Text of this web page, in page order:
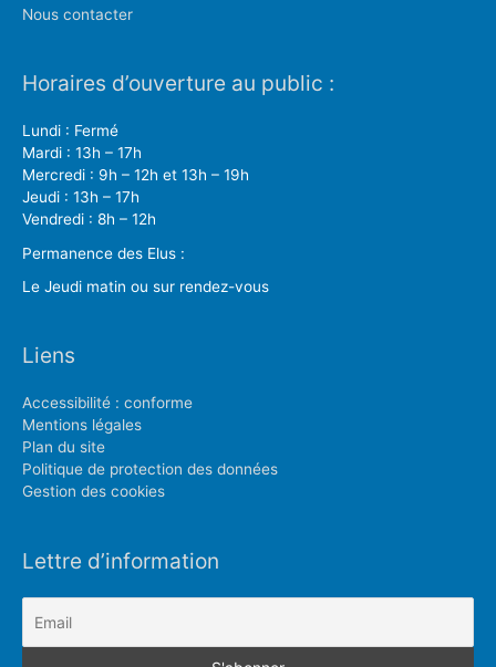
Nous contacter
Horaires d’ouverture au public :
Lundi : Fermé
Mardi : 13h – 17h
Mercredi : 9h – 12h et 13h – 19h
Jeudi : 13h – 17h
Vendredi : 8h – 12h
Permanence des Elus :
Le Jeudi matin ou sur rendez-vous
Liens
Accessibilité : conforme
Mentions légales
Plan du site
Politique de protection des données
Gestion des cookies
Lettre d’information